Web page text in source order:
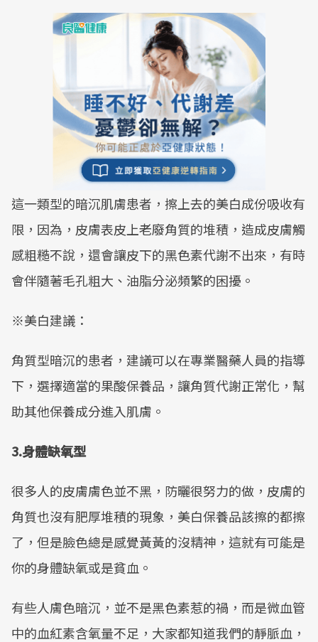
這一類型的暗沉肌膚患者，擦上去的美白成份吸收有
限，因為，皮膚表皮上老廢角質的堆積，造成皮膚觸
感粗糙不說，還會讓皮下的黑色素代謝不出來，有時
會伴隨著毛孔粗大、油脂分泌頻繁的困擾。
※美白建議：
角質型暗沉的患者，建議可以在專業醫藥人員的指導
下，選擇適當的果酸保養品，讓角質代謝正常化，幫
助其他保養成分進入肌膚。
3.身體缺氧型
很多人的皮膚膚色並不黑，防曬很努力的做，皮膚的
角質也沒有肥厚堆積的現象，美白保養品該擦的都擦
了，但是臉色總是感覺黃黃的沒精神，這就有可能是
你的身體缺氧或是貧血。
有些人膚色暗沉，並不是黑色素惹的禍，而是微血管
中的血紅素含氧量不足，大家都知道我們的靜脈血，